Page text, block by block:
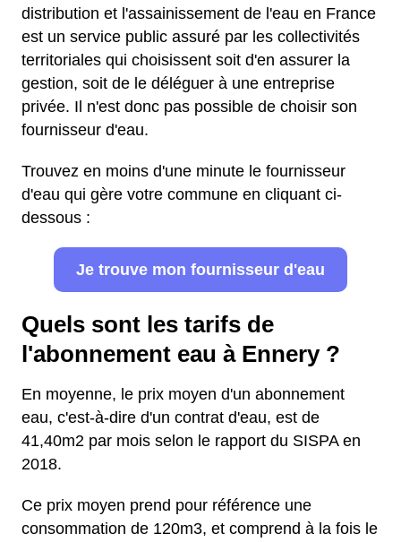
distribution et l'assainissement de l'eau en France
est un service public assuré par les collectivités
territoriales qui choisissent soit d'en assurer la
gestion, soit de le déléguer à une entreprise
privée. Il n'est donc pas possible de choisir son
fournisseur d'eau.
Trouvez en moins d'une minute le fournisseur
d'eau qui gère votre commune en cliquant ci-
dessous :
Je trouve mon fournisseur d'eau
Quels sont les tarifs de
l'abonnement eau à Ennery ?
En moyenne, le prix moyen d'un abonnement
eau, c'est-à-dire d'un contrat d'eau, est de
41,40m2 par mois selon le rapport du SISPA en
2018.
Ce prix moyen prend pour référence une
consommation de 120m3, et comprend à la fois le